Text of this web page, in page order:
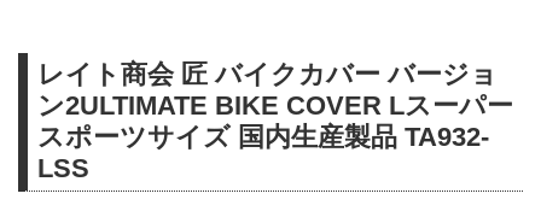
レイト商会 匠 バイクカバー バージョ
ン2ULTIMATE BIKE COVER Lスーパー
スポーツサイズ 国内生産製品 TA932-
LSS